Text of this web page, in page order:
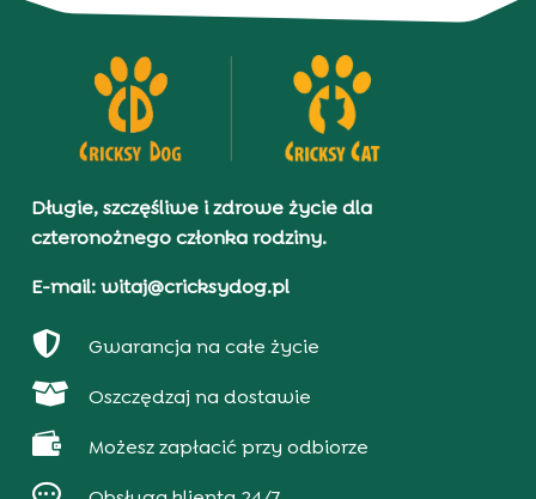
Długie, szczęśliwe i zdrowe życie dla
czteronożnego członka rodziny.
E-mail: witaj@cricksydog.pl
 Gwarancja na całe życie
 Oszczędzaj na dostawie
 Możesz zapłacić przy odbiorze